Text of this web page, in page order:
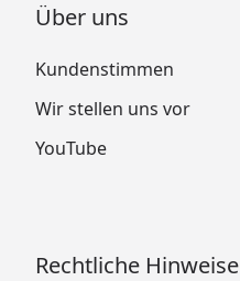
Über uns
Kundenstimmen
Wir stellen uns vor
YouTube
Rechtliche Hinweise